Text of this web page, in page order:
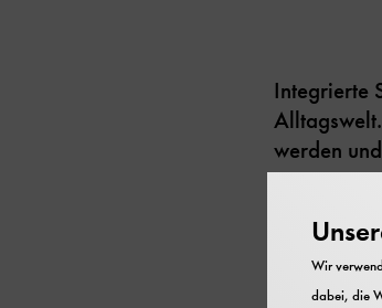
Integrierte
werden
Micron ist
undWir
dabei, die